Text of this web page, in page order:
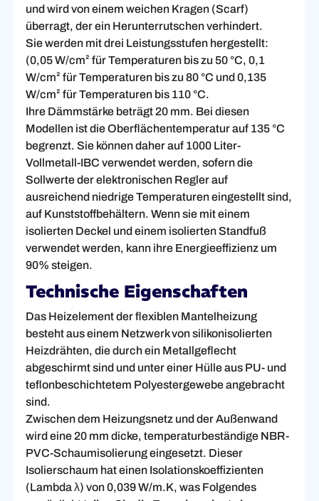
und wird von einem weichen Kragen (Scarf)
überragt, der ein Herunterrutschen verhindert.
Sie werden mit drei Leistungsstufen hergestellt:
(0,05 W/cm² für Temperaturen bis zu 50 °C, 0,1
W/cm² für Temperaturen bis zu 80 °C und 0,135
W/cm² für Temperaturen bis 110 °C.
Ihre Dämmstärke beträgt 20 mm. Bei diesen
Modellen ist die Oberflächentemperatur auf 135 °C
begrenzt. Sie können daher auf 1000 Liter-
Vollmetall-IBC verwendet werden, sofern die
Sollwerte der elektronischen Regler auf
ausreichend niedrige Temperaturen eingestellt sind,
auf Kunststoffbehältern. Wenn sie mit einem
isolierten Deckel und einem isolierten Standfuß
verwendet werden, kann ihre Energieeffizienz um
90% steigen.
Technische Eigenschaften
Das Heizelement der flexiblen Mantelheizung
besteht aus einem Netzwerk von silikonisolierten
Heizdrähten, die durch ein Metallgeflecht
abgeschirmt sind und unter einer Hülle aus PU- und
teflonbeschichtetem Polyestergewebe angebracht
sind.
Zwischen dem Heizungsnetz und der Außenwand
wird eine 20 mm dicke, temperaturbeständige NBR-
PVC-Schaumisolierung eingesetzt. Dieser
Isolierschaum hat einen Isolationskoeffizienten
(Lambda λ) von 0,039 W/m.K, was Folgendes